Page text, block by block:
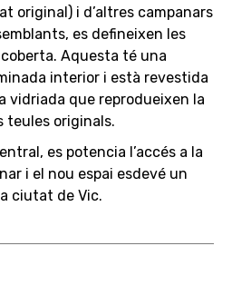
original) i d’altres campanars
es defineixen les
Aquesta té una
interior i està revestida
vidriada que reprodueixen la
teules originals.
es potencia l’accés a la
i el nou espai esdevé un
ciutat de Vic.